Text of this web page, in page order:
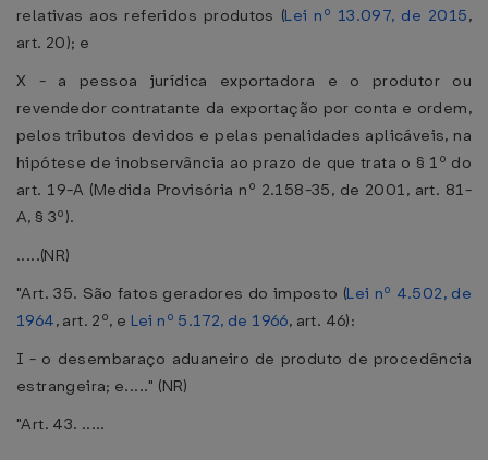
relativas aos referidos produtos (Lei nº 13.097, de 2015,
art. 20); e
X - a pessoa jurídica exportadora e o produtor ou
revendedor contratante da exportação por conta e ordem,
pelos tributos devidos e pelas penalidades aplicáveis, na
hipótese de inobservância ao prazo de que trata o § 1º do
art. 19-A (Medida Provisória nº 2.158-35, de 2001, art. 81-
A, § 3º).
.....(NR)
"Art. 35. São fatos geradores do imposto (Lei nº 4.502, de
1964, art. 2º, e Lei nº 5.172, de 1966, art. 46):
I - o desembaraço aduaneiro de produto de procedência
estrangeira; e....." (NR)
"Art. 43. .....